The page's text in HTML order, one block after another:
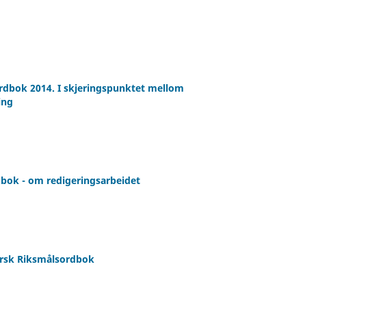
2014. I skjeringspunktet mellom
- om redigeringsarbeidet
Riksmålsordbok